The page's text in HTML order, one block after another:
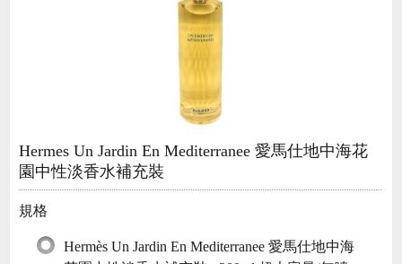
Hermes Un Jardin En Mediterranee 愛馬仕地中海花
園中性淡香水補充裝
規格
Hermès Un Jardin En Mediterranee 愛馬仕地中海